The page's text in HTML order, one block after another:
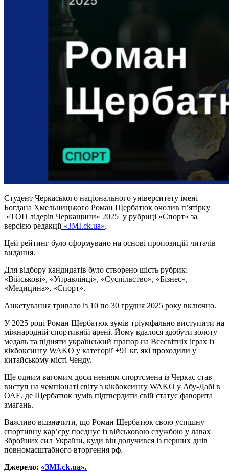
Студент Черкаського національного університету імені
Богдана Хмельницького Роман Щербатюк очолив п’ятірку
«ТОП лідерів Черкащини» 2025 у рубриці «Спорт» за
версією редакції«ЗМІ.ck.ua».
Цей рейтинг було сформувано на основі пропозицій читачів
видання.
Для відбору кандидатів було створено шість рубрик:
«Військові», «Управлінці», «Суспільство», «Бізнес»,
«Медицина», «Спорт».
Анкетування тривало із 10 по 30 грудня 2025 року включно.
У 2025 році Роман Щербатюк зумів тріумфально виступити на
міжнародній спортивній арені. Йому вдалося здобути золоту
медаль та підняти український прапор на Всесвітніх іграх із
кікбоксингу WAKO у категорії +91 кг, які проходили у
китайському місті Ченду.
Ще одним вагомим досягненням спортсмена із Черкас став
виступ на чемпіонаті світу з кікбоксингу WAKO у Абу-Дабі в
ОАЕ, де Щербатюк зумів підтвердити свій статус фаворита
змагань.
Важливо відзначити, що Роман Щербатюк свою успішну
спортивну карʼєру поєднує із військовою службою у лавах
Збройних сил України, куди він долучився із перших днів
повномасштабного вторгення рф.
Джерело: «ЗМІ.ck.ua».